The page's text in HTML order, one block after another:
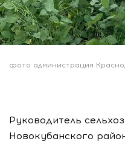
фото администрация
Руководитель
Новокубанского